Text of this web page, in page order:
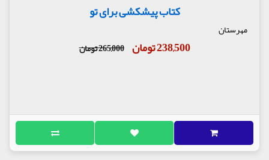
کتاب پیشکشی برای تو
مهرستان
238,500 تومان 265,000 تومان